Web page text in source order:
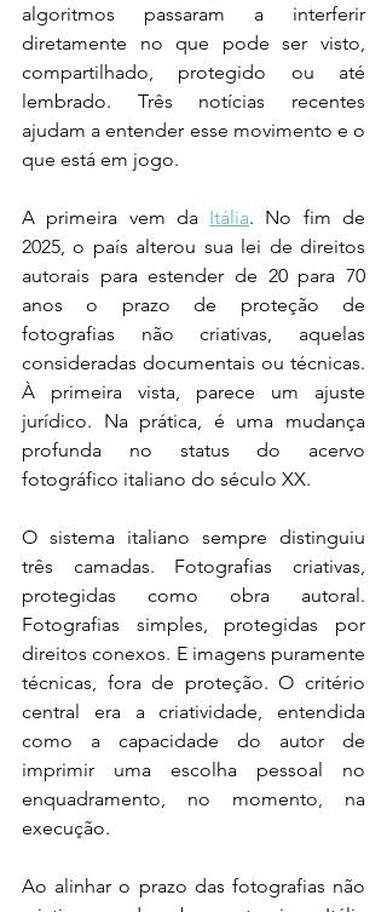
algoritmos passaram a interferir
diretamente no que pode ser visto,
compartilhado, protegido ou até
lembrado. Três notícias recentes
ajudam a entender esse movimento e o
que está em jogo.
A primeira vem da Itália. No fim de
2025, o país alterou sua lei de direitos
autorais para estender de 20 para 70
anos o prazo de proteção de
fotografias não criativas, aquelas
consideradas documentais ou técnicas.
À primeira vista, parece um ajuste
jurídico. Na prática, é uma mudança
profunda no status do acervo
fotográfico italiano do século XX.
O sistema italiano sempre distinguiu
três camadas. Fotografias criativas,
protegidas como obra autoral.
Fotografias simples, protegidas por
direitos conexos. E imagens puramente
técnicas, fora de proteção. O critério
central era a criatividade, entendida
como a capacidade do autor de
imprimir uma escolha pessoal no
enquadramento, no momento, na
execução.
Ao alinhar o prazo das fotografias não